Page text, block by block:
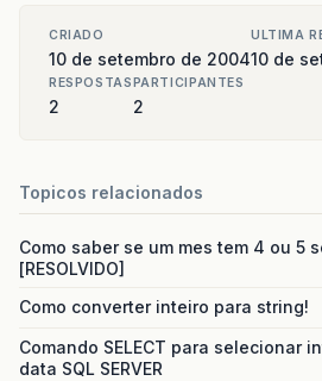
CRIADO
10 de setembro de 2004
ULTIMA
10 de
RESPOSTAS
2
PARTICIPANTES
2
Topicos relacionados
Como saber se um mes tem 4 ou 5
[RESOLVIDO]
Como converter inteiro para string!
Comando SELECT para selecionar
data SQL SERVER